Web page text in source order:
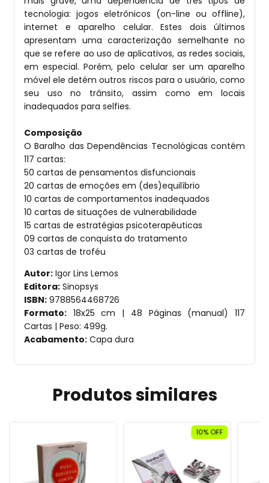
tecnologia: jogos eletrônicos (on-line ou offline),
internet e aparelho celular. Estes dois últimos
apresentam uma caracterização semelhante no
que se refere ao uso de aplicativos, as redes sociais,
em especial. Porém, pelo celular ser um aparelho
móvel ele detém outros riscos para o usuário, como
seu uso no trânsito, assim como em locais
inadequados para selfies.
Composição
O Baralho das Dependências Tecnológicas contém
117 cartas:
50 cartas de pensamentos disfuncionais
20 cartas de emoções em (des)equilíbrio
10 cartas de comportamentos inadequados
10 cartas de situações de vulnerabilidade
15 cartas de estratégias psicoterapêuticas
09 cartas de conquista do tratamento
03 cartas de troféu
Autor: Igor Lins Lemos
Editora: Sinopsys
ISBN: 9788564468726
Formato: 18x25 cm | 48 Páginas (manual) 117
Cartas | Peso: 499g.
Acabamento: Capa dura
Produtos similares
10% OFF